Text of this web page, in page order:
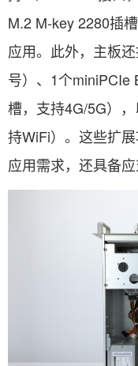
M.2 M-key 2280插
应用。此外，主板
号）、1个miniPCIe
槽，支持4G/5G）
持WiFi）。这些扩
应用需求，还具备